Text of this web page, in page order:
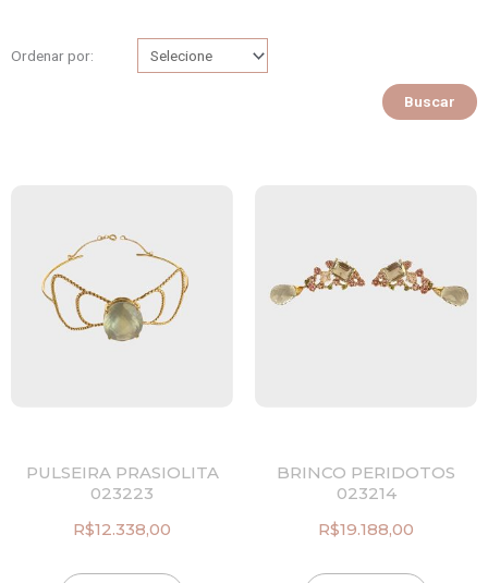
Ordenar por:
Buscar
PULSEIRA PRASIOLITA
023223
R$12.338,00
BRINCO PERIDOTOS
023214
R$19.188,00